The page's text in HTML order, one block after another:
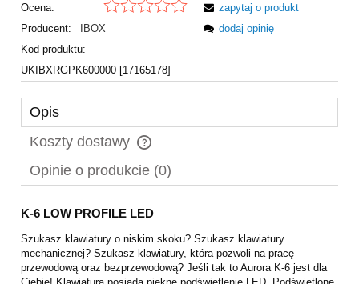
Ocena:
Producent:
IBOX
Kod produktu:
UKIBXRGPK600000 [17165178]
zapytaj o produkt
dodaj opinię
Opis
Koszty dostawy
Cena nie zawiera ewentualnych kosztów płatności
Opinie o produkcie (0)
K-6 LOW PROFILE LED
Szukasz klawiatury o niskim skoku? Szukasz klawiatury
mechanicznej? Szukasz klawiatury, która pozwoli na pracę
przewodową oraz bezprzewodową? Jeśli tak to Aurora K-6 jest dla